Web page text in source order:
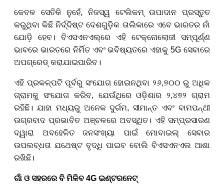
କେବଳ ସେତିକି ନୁହେଁ, ନିଜସ୍ୱ ଟେଲିକମ୍ ଉପାଦାନ ପ୍ରସ୍ତୁତ
କରୁଥିବା କିଛି ନିର୍ଦ୍ଦିଷ୍ଟ ଦେଶଗୁଡ଼ିକ ତାଲିକାରେ ଏବେ ଭାରତର ନାଁ
ଯୋଡ଼ି ହେବ। ବିଏସଏନଏଲ୍‌ରେ ଏହି ଟେକ୍ନୋଲୋଜୀ ସମ୍ପୂର୍ଣ୍ଣ
ଭାବରେ ଭାରତରେ ନିର୍ମିତ ଏବଂ ଭବିଷ୍ୟତରେ ଏହାକୁ 5Gସେବାରେ
ଅପଗ୍ରେଡ୍ କରାଯାଇପାରିବ।
ଏହି ପ୍ରକଳ୍ପଟି ପୂର୍ବରୁ ସଂଯୋଗ ହୋଇନଥିବା ୨୬,୭୦୦ ରୁ ଅଧିକ
ଗ୍ରାମକୁ ସଂଯୋଗ କରିବ, ଯେଉଁଥିରେ ଓଡ଼ିଶାର ୨,୪୭୨ ଗ୍ରାମ
ରହିଛି। ଯାହା ମଧ୍ୟରୁ ଅନେକ ଦୁର୍ଗମ, ସୀମାନ୍ତ ଏବଂ ବାମପନ୍ଥୀ
ଉଗ୍ରବାଦ ପ୍ରଭାବିତ ଅଞ୍ଚଳରେ ଅବସ୍ଥିତ। ଏହି ସମ୍ପ୍ରସାରଣ
ଦ୍ୱାରା ଅବହେଳିତ ଜନସଂଖ୍ୟା ପାଇଁ ମୋବାଇଲ୍ ସେବାର
ଉପଲବ୍ଧତା ଯଥେଷ୍ଟ ବୃଦ୍ଧି ପାଇବ ବୋଲି ବିଏସଏନଏଲ ଆଶା
ରଖିଛି।
ଗାଁ ଓ ସହରରେ ବି ମିଳିବ 4G ଇଣ୍ଟରନେଟ୍